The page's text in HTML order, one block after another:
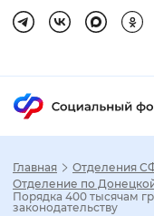
Главная
Отделения
Отделение по
Порядка 400 тысячам
законодательству